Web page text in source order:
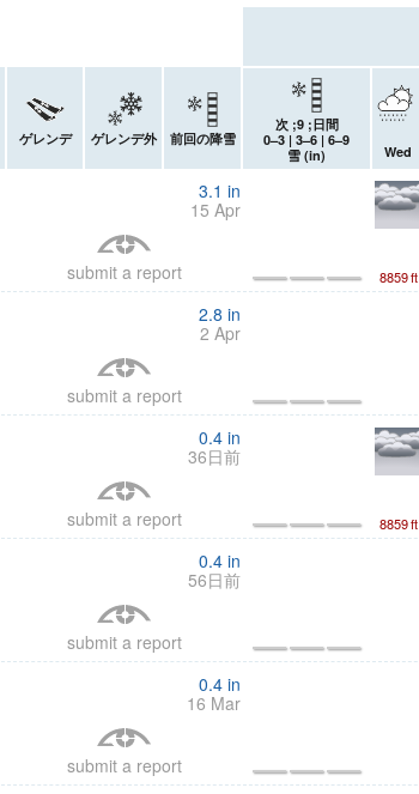
ゲレンデ ゲレンデ外 前回の降雪
次 ;9 ;日間
0–3 | 3–6 | 6–9
雪 (in) Wed
3.1 in
15 Apr
submit a report
8859ft
2.8 in
2 Apr
submit a report
0.4 in
36日前
submit a report
8859ft
0.4 in
56日前
submit a report
0.4 in
16 Mar
submit a report